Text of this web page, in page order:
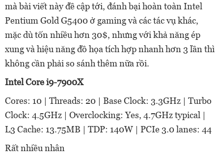
mà bài viết này đề cập tới, đánh bại hoàn toàn Intel
Pentium Gold G5400 ở gaming và các tác vụ khác,
mặc dù tốn nhiều hơn 30$, nhưng với khả năng ép
xung và hiệu năng đồ họa tích hợp nhanh hơn 3 lần thì
không cần phải so sánh thêm nữa rồi.
Intel Core i9-7900X
Cores: 10 | Threads: 20 | Base Clock: 3.3GHz | Turbo
Clock: 4.5GHz | Overclocking: Yes, 4.7GHz typical |
L3 Cache: 13.75MB | TDP: 140W | PCIe 3.0 lanes: 44
Rất nhiều nhân